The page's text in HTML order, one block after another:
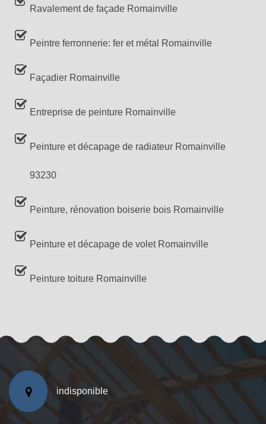
Ravalement de façade Romainville
Peintre ferronnerie: fer et métal Romainville
Façadier Romainville
Entreprise de peinture Romainville
Peinture et décapage de radiateur Romainville
93230
Peinture, rénovation boiserie bois Romainville
Peinture et décapage de volet Romainville
Peinture toiture Romainville
indisponible